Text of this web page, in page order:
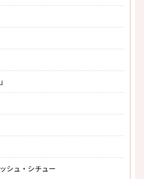
シュ・シチュー